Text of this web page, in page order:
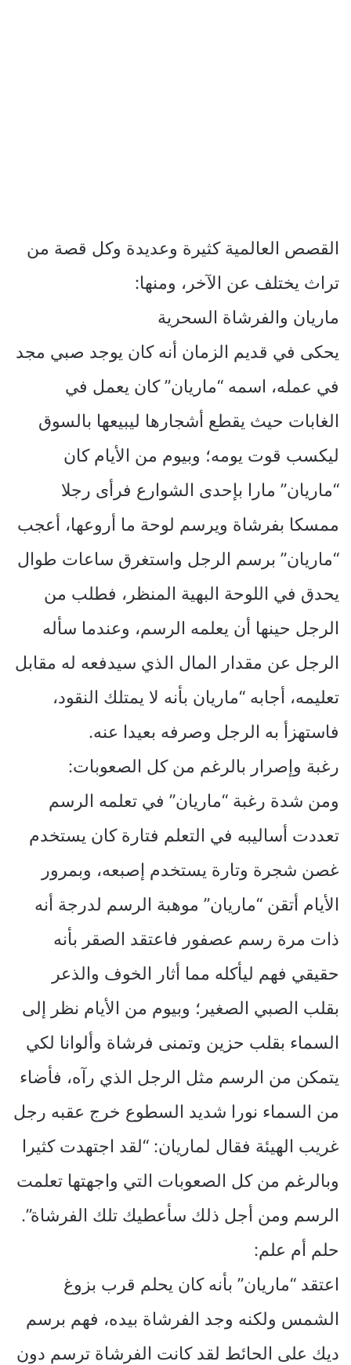
القصص العالمية كثيرة وعديدة وكل قصة من
تراث يختلف عن الآخر، ومنها:
ماريان والفرشاة السحرية
يحكى في قديم الزمان أنه كان يوجد صبي مجد
في عمله، اسمه “ماريان” كان يعمل في
الغابات حيث يقطع أشجارها ليبيعها بالسوق
ليكسب قوت يومه؛ وبيوم من الأيام كان
“ماريان” مارا بإحدى الشوارع فرأى رجلا
ممسكا بفرشاة ويرسم لوحة ما أروعها، أعجب
“ماريان” برسم الرجل واستغرق ساعات طوال
يحدق في اللوحة البهية المنظر، فطلب من
الرجل حينها أن يعلمه الرسم، وعندما سأله
الرجل عن مقدار المال الذي سيدفعه له مقابل
تعليمه، أجابه “ماريان بأنه لا يمتلك النقود،
فاستهزأ به الرجل وصرفه بعيدا عنه.
رغبة وإصرار بالرغم من كل الصعوبات:
ومن شدة رغبة “ماريان” في تعلمه الرسم
تعددت أساليبه في التعلم فتارة كان يستخدم
غصن شجرة وتارة يستخدم إصبعه، وبمرور
الأيام أتقن “ماريان” موهبة الرسم لدرجة أنه
ذات مرة رسم عصفور فاعتقد الصقر بأنه
حقيقي فهم ليأكله مما أثار الخوف والذعر
بقلب الصبي الصغير؛ وبيوم من الأيام نظر إلى
السماء بقلب حزين وتمنى فرشاة وألوانا لكي
يتمكن من الرسم مثل الرجل الذي رآه، فأضاء
من السماء نورا شديد السطوع خرج عقبه رجل
غريب الهيئة فقال لماريان: “لقد اجتهدت كثيرا
وبالرغم من كل الصعوبات التي واجهتها تعلمت
الرسم ومن أجل ذلك سأعطيك تلك الفرشاة”.
حلم أم علم:
اعتقد “ماريان” بأنه كان يحلم قرب بزوغ
الشمس ولكنه وجد الفرشاة بيده، فهم برسم
ديك على الحائط لقد كانت الفرشاة ترسم دون